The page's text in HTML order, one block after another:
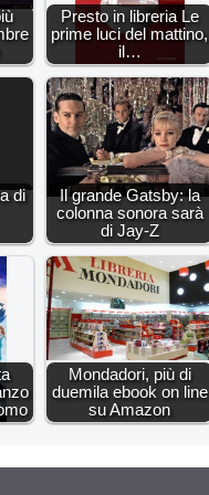
Presto in libreria Le
prime luci del mattino,
il…
di
Il grande Gatsby: la
colonna sonora sarà
di Jay-Z
Mondadori, più di
duemila ebook on line
su Amazon